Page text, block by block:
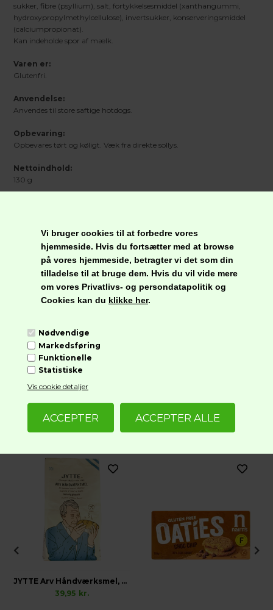
Vi bruger cookies til at forbedre vores
hjemmeside. Hvis du fortsætter med at browse
på vores hjemmeside, betragter vi det som din
tilladelse til at bruge dem. Hvis du vil vide mere
om vores Privatlivs- og persondatapolitik og
Cookies kan du klikke her.
Nødvendige
Markedsføring
Funktionelle
Statistiske
Vis cookie detaljer
sukker, fibre (psyllium), salt, fortykkelsesmiddel (xanthangummi,
hydroxypropylmethylcellulose), invertsukker, konserveringsmiddel
(calciumpropionat).
Kan indeholde spor af mælk.
Varen er:
Glutenfri.
Anvendelse:
Anvendes til store saftige hotdogs.
Opbevaring:
Opbevares tørt og køligt. Væk fra direkte sollys.
Nettoindhold:
130 g
Energi
1501 kJ/356 kcal.
Fedt
8,8 g
Heraf mættede
fedtsyrer
1,0 g
Kulhydrat
62,0 g
Heraf sukkerarter
3,2 g
Salt
Lignende produkter
JYTTE Arv Håndværksmel, Glutenfri
39,95 kr.